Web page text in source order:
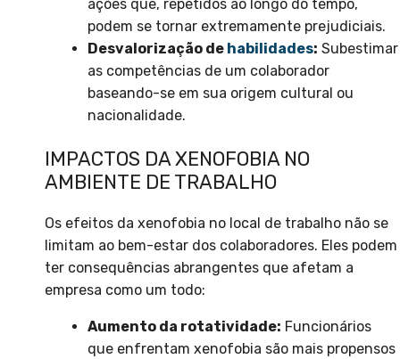
ações que, repetidos ao longo do tempo,
podem se tornar extremamente prejudiciais.
Desvalorização de habilidades: Subestimar
as competências de um colaborador
baseando-se em sua origem cultural ou
nacionalidade.
IMPACTOS DA XENOFOBIA NO
AMBIENTE DE TRABALHO
Os efeitos da xenofobia no local de trabalho não se
limitam ao bem-estar dos colaboradores. Eles podem
ter consequências abrangentes que afetam a
empresa como um todo:
Aumento da rotatividade: Funcionários
que enfrentam xenofobia são mais propensos